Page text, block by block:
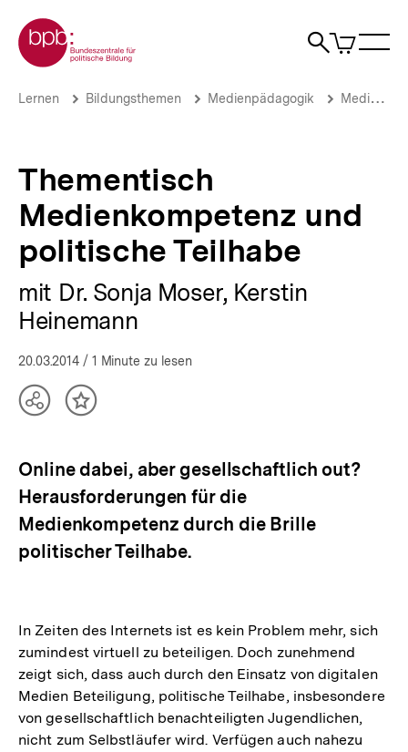
zum
Seiteninhalt
springen
Zur Startseite der bpb
Suche
Artikel
im
Thementisch
Teilhabe
bpb.de
Brotkrümelnavigation
Pfadnavigation
Lernen Bildungsthemen Medienpädagogik Medienkompetenz 2014
Thementisch
Medienkompetenz und
politische Teilhabe
mit Dr. Sonja Moser, Kerstin
Heinemann
20.03.2014 / 1 Minute zu lesen
TeilenInhalt
Online dabei, aber gesellschaftlich out?
Herausforderungen für die
Medienkompetenz durch die Brille
politischer Teilhabe.
In Zeiten des Internets ist es kein Problem mehr, sich
zumindest virtuell zu beteiligen. Doch zunehmend
zeigt sich, dass auch durch den Einsatz von digitalen
Medien Beteiligung, politische Teilhabe, insbesondere
von gesellschaftlich benachteiligten Jugendlichen,
nicht zum Selbstläufer wird. Verfügen auch nahezu